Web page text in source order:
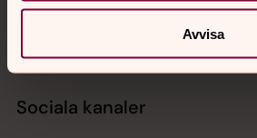
Avvisa
Sociala kanaler